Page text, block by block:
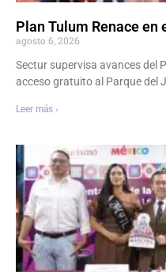
Plan Tulum Renace en
agosto 6, 2026
Sectur supervisa avances del
acceso gratuito al Parque del
Leer más ›